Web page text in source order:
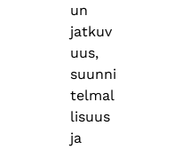
un
jatkuv
uus,
suunni
telmal
lisuus
ja